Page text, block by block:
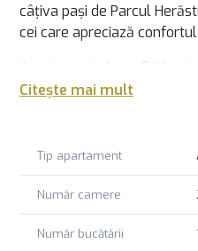
câțiva pași de Parcul
cei care apreciază
Apartamentul se află la
pregătit pentru mutare
afaceri din Pipera, Barbu
Descoperă avantajele
Citește mai mult
Tip apartament
Număr camere
Număr bucătării